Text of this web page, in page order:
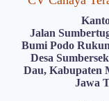
Jalan
Bumi Podo
Desa
Dau, Kabupaten
Jawa